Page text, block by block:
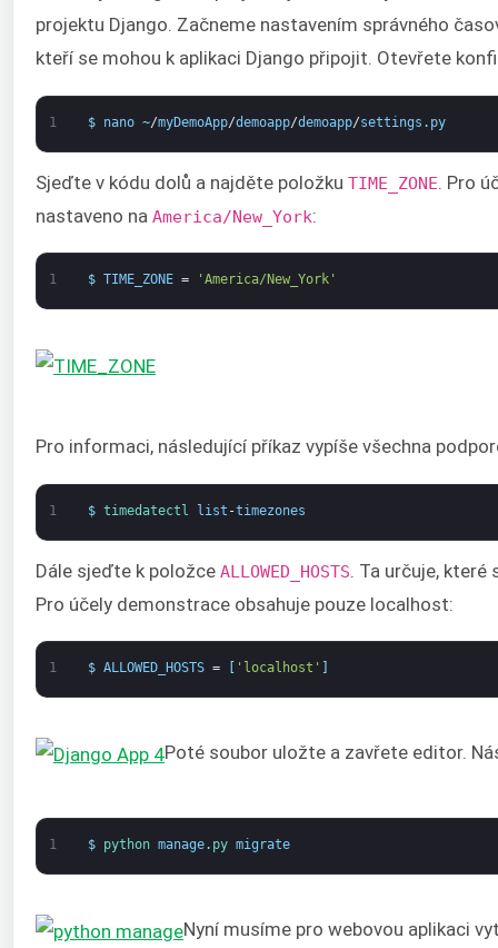
projektu Django. Začneme nastavením správného
kteří se mohou k aplikaci Django připojit. Otevřete
1 $ nano ~/myDemoApp/demoapp/demoapp/settings . py
Sjeďte v kódu dolů a najděte položku TIME_ZONE . Pro
nastaveno na America/New_York:
1 $ TIME_ZONE = 'America/New_York'
Pro informaci, následující příkaz vypíše všechna
1 $ timedatectl list -timezones
Dále sjeďte k položce ALLOWED_HOSTS . Ta určuje,
Pro účely demonstrace obsahuje pouze localhost:
1 $ ALLOWED_HOSTS = 'localhost'
Poté soubor uložte a zavřete editor.
1 $ python manage. py migrate
Nyní musíme pro webovou aplikaci